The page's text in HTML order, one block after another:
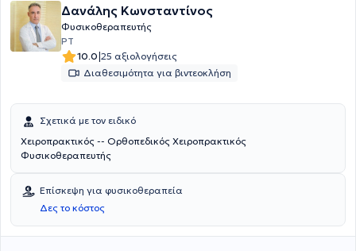
Δανάλης Κωνσταντίνος
Φυσικοθεραπευτής
PT
10.0|25 αξιολογήσεις
Διαθεσιμότητα για βιντεοκλήση
Σχετικά με τον ειδικό
Χειροπρακτικός -- Ορθοπεδικός Χειροπρακτικός
Φυσικοθεραπευτής
Επίσκεψη για φυσικοθεραπεία
Δες το κόστος